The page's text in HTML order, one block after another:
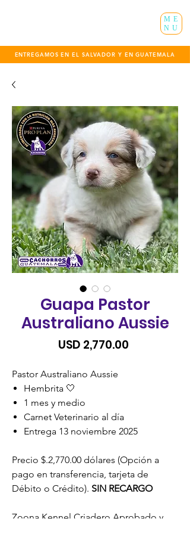
ENTREGAMOS EN EL SALVADOR Y EN GUATEMALA
ME
NU
Guapa Pastor
Australiano Aussie
USD 2,770.00
Pastor Australiano Aussie
Hembrita 🤍
1 mes y medio
Carnet Veterinario al día
Entrega 13 noviembre 2025
Precio $.2,770.00 dólares (Opción a
pago en transferencia, tarjeta de
Débito o Crédito). SIN RECARGO
Zoona Kennel Criadero Aprobado y